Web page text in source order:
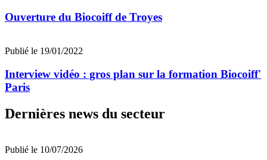
Ouverture du Biocoiff de Troyes
Publié le 19/01/2022
Interview vidéo : gros plan sur la formation Biocoiff'
Paris
Dernières news du secteur
Publié le 10/07/2026